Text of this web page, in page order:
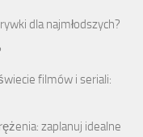
dla najmłodszych?
filmów i seriali:
zaplanuj idealne